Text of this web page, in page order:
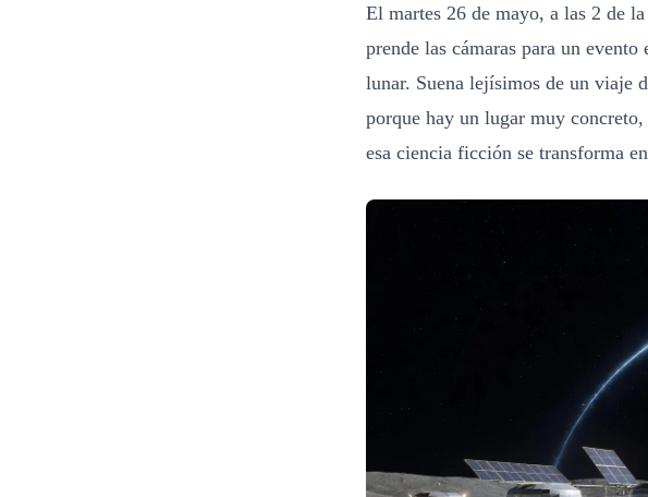
El martes 26 de mayo, a las 2 de
prende las cámaras para un
lunar. Suena lejísimos de un viaje
porque hay un lugar muy
esa ciencia ficción se transforma